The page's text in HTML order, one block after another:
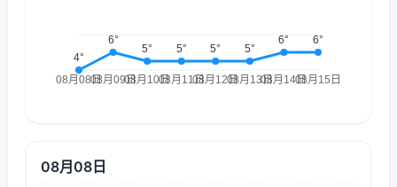
08月08日